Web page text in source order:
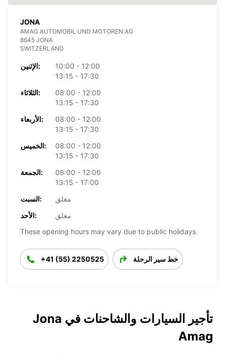
JONA
AMAG AUTOMOBIL UND MOTOREN AG
8645 JONA
SWITZERLAND
الإثنين:
10:00 - 12:00
13:15 - 17:30
الثلاثاء:
08:00 - 12:00
13:15 - 17:30
الأربعاء:
08:00 - 12:00
13:15 - 17:30
الخميس:
08:00 - 12:00
13:15 - 17:30
الجمعة:
08:00 - 12:00
13:15 - 17:00
السبت:
مغلق
الأحد:
مغلق
These opening hours may vary due to public holidays.
+41 (55) 2250525 خط سير الرحلة
تأجير السيارات والشاحنات في Jona
Amag